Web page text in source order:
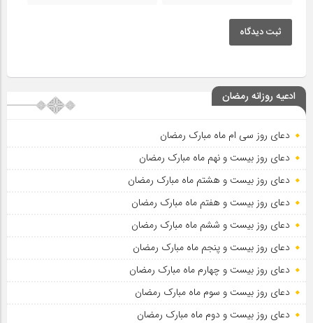
ثبت دیدگاه
ادعیه روزانه رمضان
دعای روز سی ام ماه مبارک رمضان
دعای روز بیست و نهم ماه مبارک رمضان
دعای روز بیست و هشتم ماه مبارک رمضان
دعای روز بیست و هفتم ماه مبارک رمضان
دعای روز بیست و ششم ماه مبارک رمضان
دعای روز بیست و پنجم ماه مبارک رمضان
دعای روز بیست و چهارم ماه مبارک رمضان
دعای روز بیست و سوم ماه مبارک رمضان
دعای روز بیست و دوم ماه مبارک رمضان